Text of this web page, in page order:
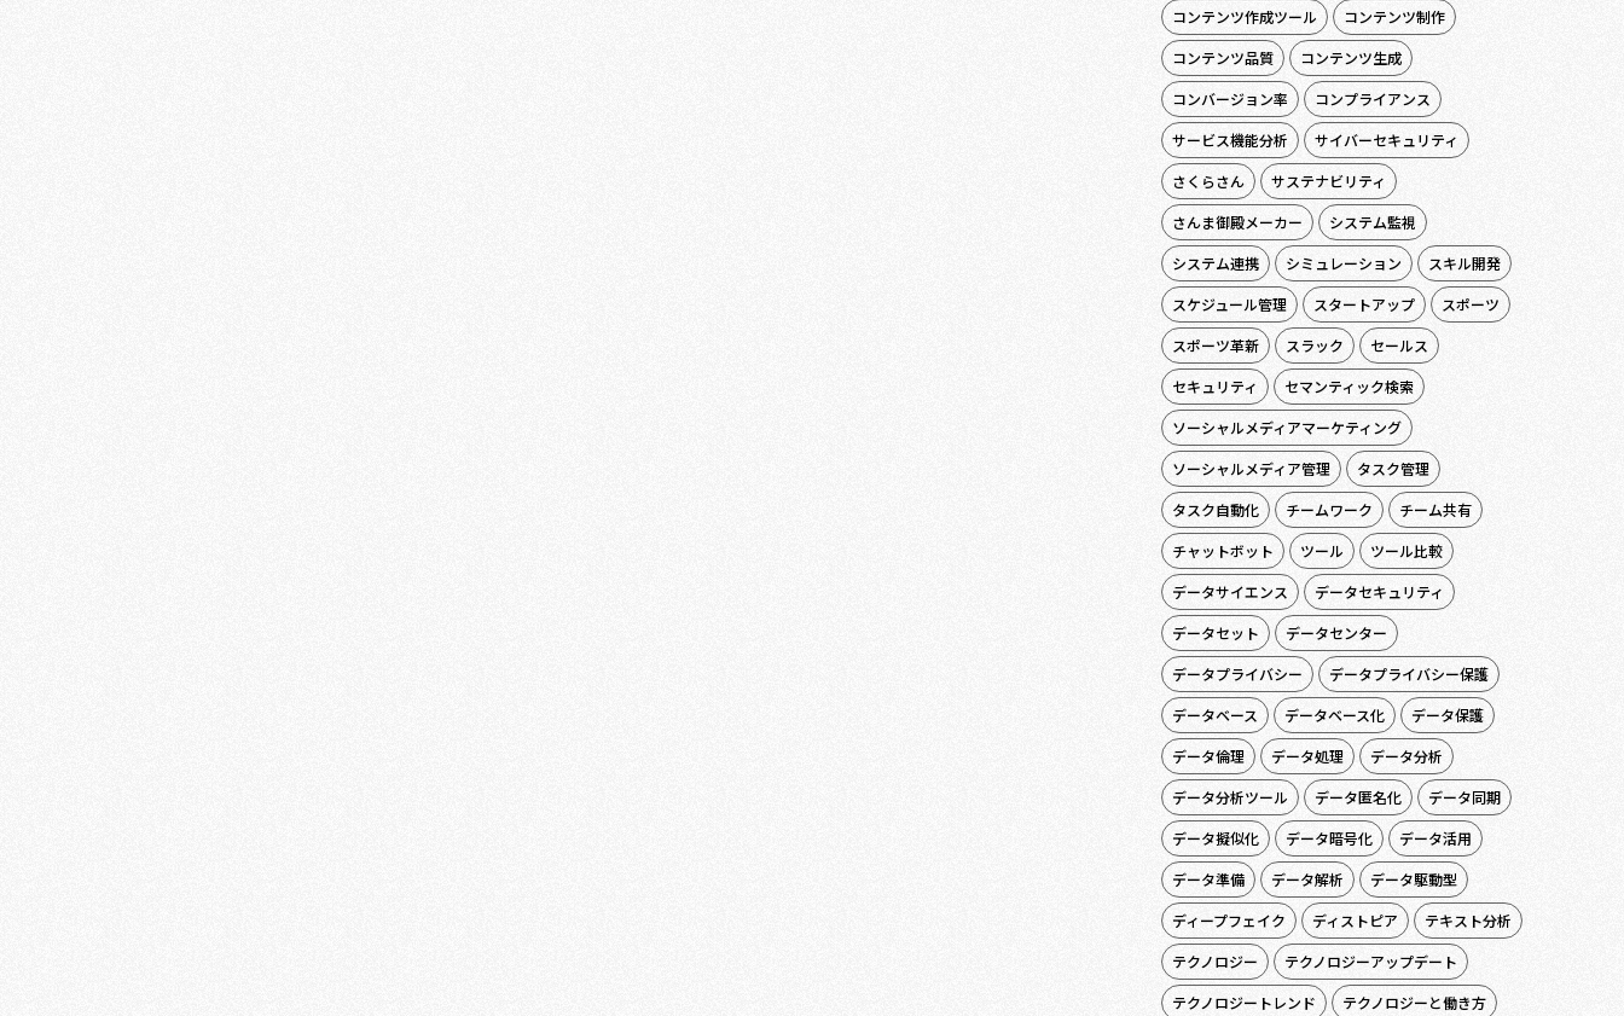
コンテンツ作成ツール
コンテンツ制作
コンテンツ品質
コンテンツ生成
コンバージョン率
コンプライアンス
サービス機能分析
サイバーセキュリティ
さくらさん
サステナビリティ
さんま御殿メーカー
システム監視
システム連携
シミュレーション
スキル開発
スケジュール管理
スタートアップ
スポーツ
スポーツ革新
スラック
セールス
セキュリティ
セマンティック検索
ソーシャルメディアマーケティング
ソーシャルメディア管理
タスク管理
タスク自動化
チームワーク
チーム共有
チャットボット
ツール
ツール比較
データサイエンス
データセキュリティ
データセット
データセンター
データプライバシー
データプライバシー保護
データベース
データベース化
データ保護
データ倫理
データ処理
データ分析
データ分析ツール
データ匿名化
データ同期
データ擬似化
データ暗号化
データ活用
データ準備
データ解析
データ駆動型
ディープフェイク
ディストピア
テキスト分析
テクノロジー
テクノロジーアップデート
テクノロジートレンド
テクノロジーと働き方